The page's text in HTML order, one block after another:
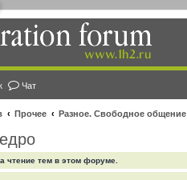
Чат
Прочее Разное. Свободное общение
чтение тем в этом форуме.